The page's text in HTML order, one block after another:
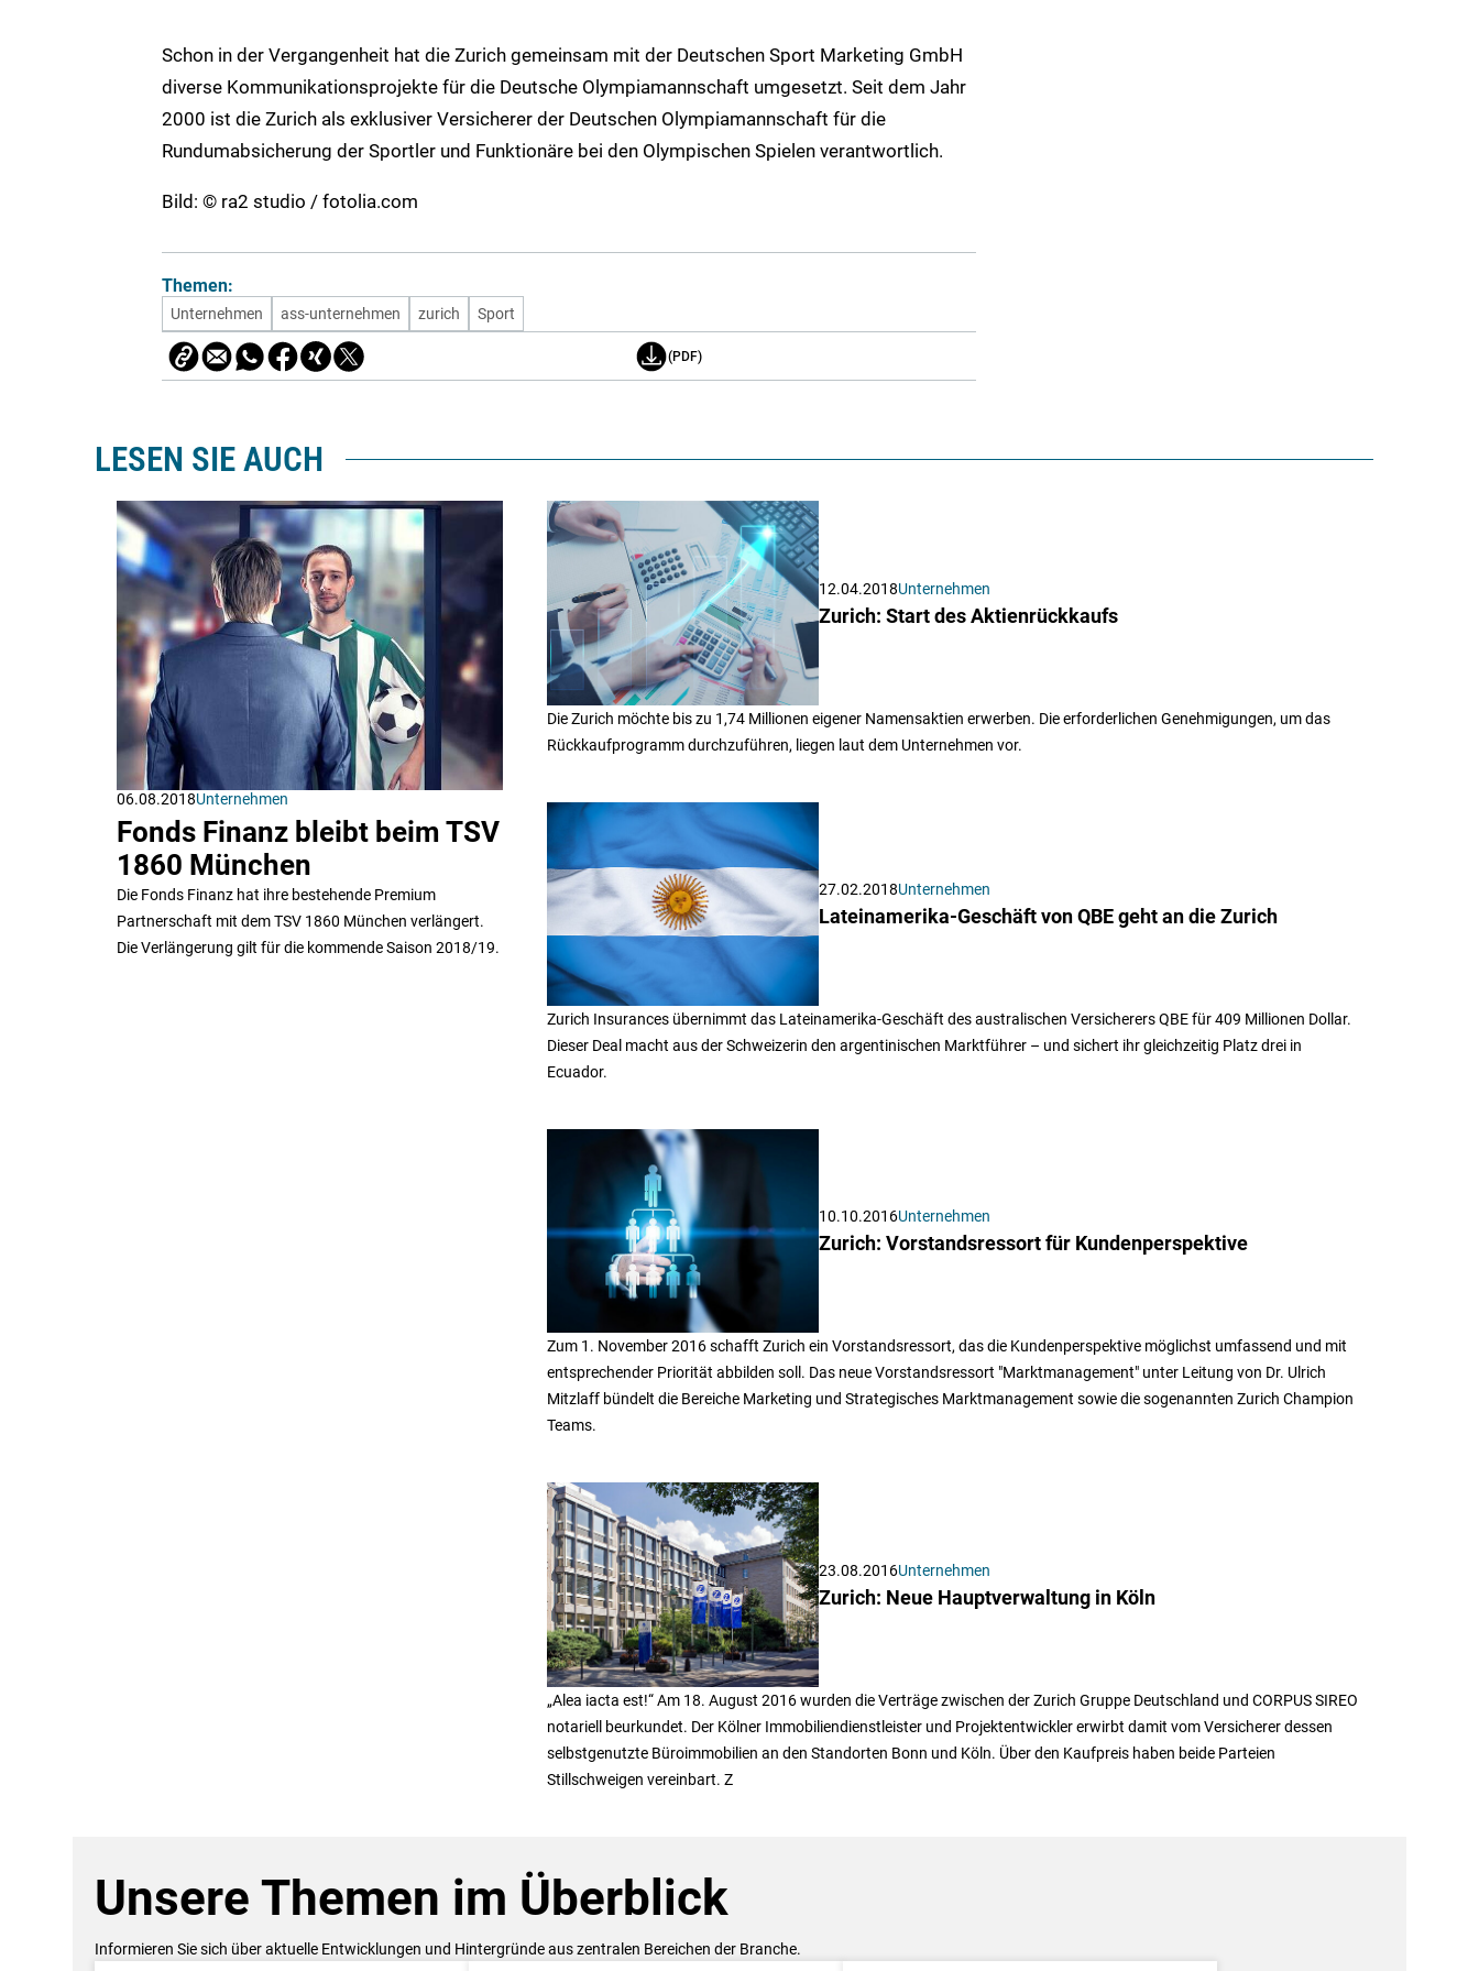
Schon in der Vergangenheit hat die Zurich gemeinsam mit der Deutschen Sport Marketing GmbH
diverse Kommunikationsprojekte für die Deutsche Olympiamannschaft umgesetzt. Seit dem Jahr
2000 ist die Zurich als exklusiver Versicherer der Deutschen Olympiamannschaft für die
Rundumabsicherung der Sportler und Funktionäre bei den Olympischen Spielen verantwortlich.
Bild: © ra2 studio / fotolia.com
Themen:
Unternehmen ass-unternehmen zurich Sport
(PDF)
LESEN SIE AUCH
06.08.2018Unternehmen
Fonds Finanz bleibt beim TSV
1860 München
Die Fonds Finanz hat ihre bestehende Premium
Partnerschaft mit dem TSV 1860 München verlängert.
Die Verlängerung gilt für die kommende Saison 2018/19.
12.04.2018Unternehmen
Zurich: Start des Aktienrückkaufs
Die Zurich möchte bis zu 1,74 Millionen eigener Namensaktien erwerben. Die erforderlichen Genehmigungen, um das
Rückkaufprogramm durchzuführen, liegen laut dem Unternehmen vor.
27.02.2018Unternehmen
Lateinamerika-Geschäft von QBE geht an die Zurich
Zurich Insurances übernimmt das Lateinamerika-Geschäft des australischen Versicherers QBE für 409 Millionen Dollar.
Dieser Deal macht aus der Schweizerin den argentinischen Marktführer – und sichert ihr gleichzeitig Platz drei in
Ecuador.
10.10.2016Unternehmen
Zurich: Vorstandsressort für Kundenperspektive
Zum 1. November 2016 schafft Zurich ein Vorstandsressort, das die Kundenperspektive möglichst umfassend und mit
entsprechender Priorität abbilden soll. Das neue Vorstandsressort "Marktmanagement" unter Leitung von Dr. Ulrich
Mitzlaff bündelt die Bereiche Marketing und Strategisches Marktmanagement sowie die sogenannten Zurich Champion
Teams.
23.08.2016Unternehmen
Zurich: Neue Hauptverwaltung in Köln
„Alea iacta est!“ Am 18. August 2016 wurden die Verträge zwischen der Zurich Gruppe Deutschland und CORPUS SIREO
notariell beurkundet. Der Kölner Immobiliendienstleister und Projektentwickler erwirbt damit vom Versicherer dessen
selbstgenutzte Büroimmobilien an den Standorten Bonn und Köln. Über den Kaufpreis haben beide Parteien
Stillschweigen vereinbart. Z
Unsere Themen im Überblick
Informieren Sie sich über aktuelle Entwicklungen und Hintergründe aus zentralen Bereichen der Branche.